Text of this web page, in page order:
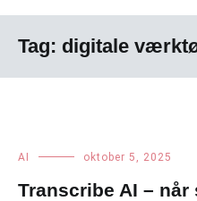
Tag: digitale
AI oktober 5, 2025
Transcribe AI –